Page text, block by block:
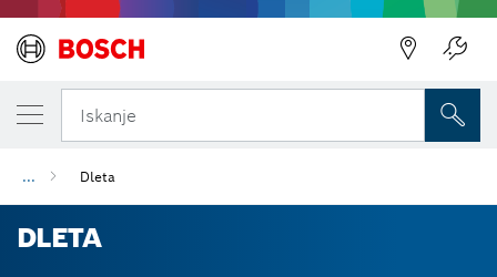
Iskanje
... Dleta
DLETA